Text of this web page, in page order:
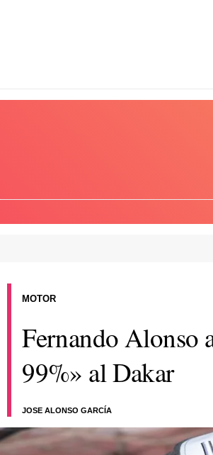
Fernando Alonso
99%» al Dakar
JOSE ALONSO GARCÍA
MOTOR